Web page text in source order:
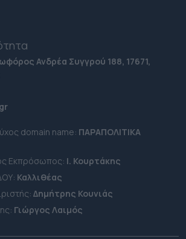
Ανδρέα Συγγρού 188, 17671,
domain name: ΠΑΡΑΠΟΛΙΤΙΚΑ
Εκπρόσωπος: Ι. Κουρτάκης
Καλλιθέας
Δημήτρης Κουνιάς
Γιώργος Λαιμός